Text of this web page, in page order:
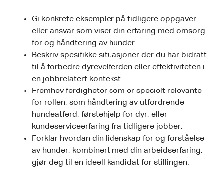
Gi konkrete eksempler på tidligere oppgaver
eller ansvar som viser din erfaring med omsorg
for og håndtering av hunder.
Beskriv spesifikke situasjoner der du har bidratt
til å forbedre dyrevelferden eller effektiviteten i
en jobbrelatert kontekst.
Fremhev ferdigheter som er spesielt relevante
for rollen, som håndtering av utfordrende
hundeatferd, førstehjelp for dyr, eller
kundeserviceerfaring fra tidligere jobber.
Forklar hvordan din lidenskap for og forståelse
av hunder, kombinert med din arbeidserfaring,
gjør deg til en ideell kandidat for stillingen.